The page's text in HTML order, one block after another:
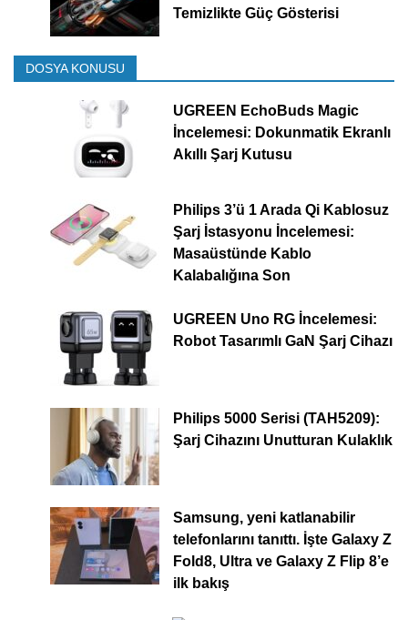
Temizlikte Güç Gösterisi
DOSYA KONUSU
UGREEN EchoBuds Magic
İncelemesi: Dokunmatik Ekranlı
Akıllı Şarj Kutusu
Philips 3’ü 1 Arada Qi Kablosuz
Şarj İstasyonu İncelemesi:
Masaüstünde Kablo
Kalabalığına Son
UGREEN Uno RG İncelemesi:
Robot Tasarımlı GaN Şarj Cihazı
Philips 5000 Serisi (TAH5209):
Şarj Cihazını Unutturan Kulaklık
Samsung, yeni katlanabilir
telefonlarını tanıttı. İşte Galaxy Z
Fold8, Ultra ve Galaxy Z Flip 8’e
ilk bakış